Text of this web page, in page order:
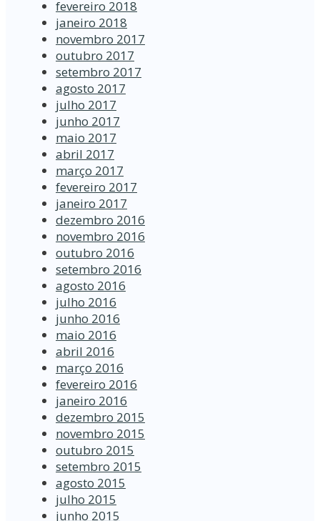
fevereiro 2018
janeiro 2018
novembro 2017
outubro 2017
setembro 2017
agosto 2017
julho 2017
junho 2017
maio 2017
abril 2017
março 2017
fevereiro 2017
janeiro 2017
dezembro 2016
novembro 2016
outubro 2016
setembro 2016
agosto 2016
julho 2016
junho 2016
maio 2016
abril 2016
março 2016
fevereiro 2016
janeiro 2016
dezembro 2015
novembro 2015
outubro 2015
setembro 2015
agosto 2015
julho 2015
junho 2015